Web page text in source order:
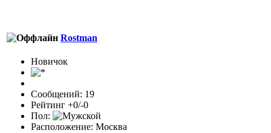
Rostman
Новичок
Сообщений: 19
Рейтинг +0/-0
Пол:
Расположение: Москва